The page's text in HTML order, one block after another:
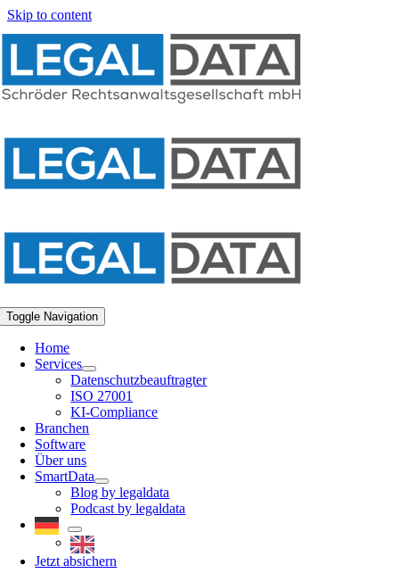
Skip to content
Toggle Navigation
Home
Services
Datenschutzbeauftragter
ISO 27001
KI-Compliance
Branchen
Software
Über uns
SmartData
Blog by legaldata
Podcast by legaldata
Jetzt absichern